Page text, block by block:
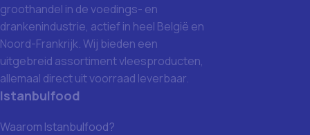
groothandel in de voedings- en
drankenindustrie, actief in heel België en
Noord-Frankrijk. Wij bieden een
uitgebreid assortiment vleesproducten,
allemaal direct uit voorraad leverbaar.
Istanbulfood
Waarom Istanbulfood?